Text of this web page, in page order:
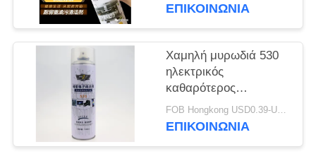
ΕΠΙΚΟΙΝΩΝΙΑ
Χαμηλή μυρωδιά 530
ηλεκτρικός
καθαρότερος
ψεκασμός επαφών
FOB Hongkong USD0.39-USD0.59 per piece MOQ:12000pcs/1000ctns
ΕΠΙΚΟΙΝΩΝΙΑ